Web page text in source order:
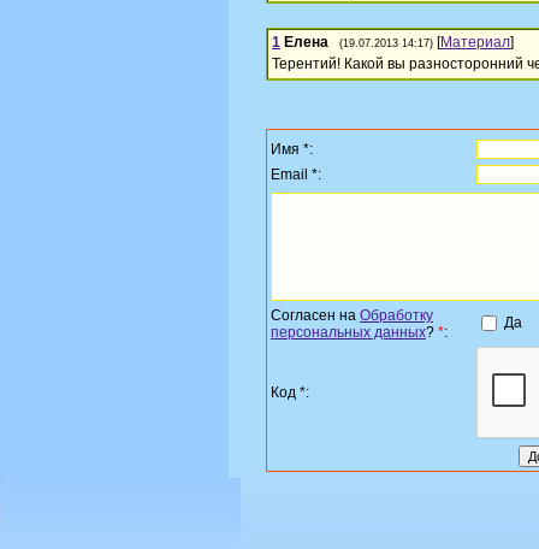
1 Елена (19.07.2013 14:17) [Материал]
Терентий! Какой вы разносторонний
Имя *:
Email *:
Согласен на Обработку
персональных данных? *:
Да
Код *: